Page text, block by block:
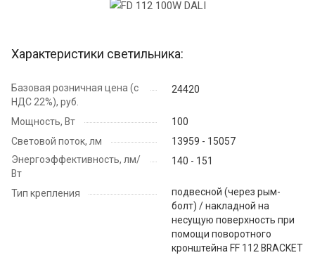
Характеристики светильника:
Базовая розничная цена (с
НДС 22%), руб.
24420
Мощность, Вт
100
Световой поток, лм
13959 - 15057
Энергоэффективность, лм/
Вт
140 - 151
Тип крепления
подвесной (через рым-
болт) / накладной на
несущую поверхность при
помощи поворотного
кронштейна FF 112 BRACKET